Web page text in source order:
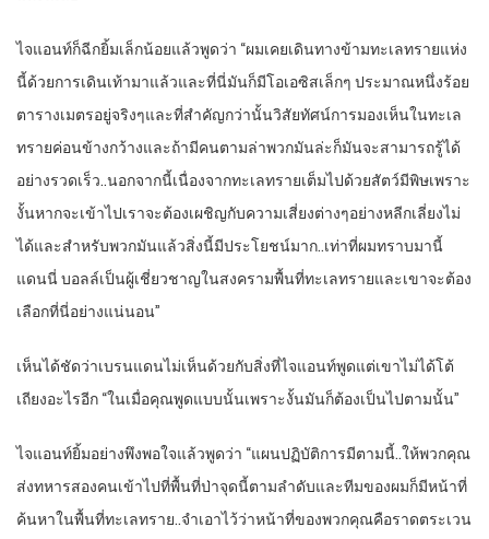
ไจแอนท์ก็ฉีกยิ้มเล็กน้อยแล้วพูดว่า “ผมเคยเดินทางข้ามทะเลทรายแห่ง
นี้ด้วยการเดินเท้ามาแล้วและที่นี่มันก็มีโอเอซิสเล็กๆ ประมาณหนึ่งร้อย
ตารางเมตรอยู่จริงๆและที่สำคัญกว่านั้นวิสัยทัศน์การมองเห็นในทะเล
ทรายค่อนข้างกว้างและถ้ามีคนตามล่าพวกมันล่ะก็มันจะสามารถรู้ได้
อย่างรวดเร็ว..นอกจากนี้เนื่องจากทะเลทรายเต็มไปด้วยสัตว์มีพิษเพราะ
งั้นหากจะเข้าไปเราจะต้องเผชิญกับความเสี่ยงต่างๆอย่างหลีกเลี่ยงไม่
ได้และสำหรับพวกมันแล้วสิ่งนี้มีประโยชน์มาก..เท่าที่ผมทราบมานี้
แดนนี่ บอลล์เป็นผู้เชี่ยวชาญในสงครามพื้นที่ทะเลทรายและเขาจะต้อง
เลือกที่นี่อย่างแน่นอน”
เห็นได้ชัดว่าเบรนแดนไม่เห็นด้วยกับสิ่งที่ไจแอนท์พูดแต่เขาไม่ได้โต้
เถียงอะไรอีก “ในเมื่อคุณพูดแบบนั้นเพราะงั้นมันก็ต้องเป็นไปตามนั้น”
ไจแอนท์ยิ้มอย่างพึงพอใจแล้วพูดว่า “แผนปฏิบัติการมีตามนี้..ให้พวกคุณ
ส่งทหารสองคนเข้าไปที่พื้นที่ป่าจุดนี้ตามลำดับและทีมของผมก็มีหน้าที่
ค้นหาในพื้นที่ทะเลทราย..จำเอาไว้ว่าหน้าที่ของพวกคุณคือราดตระเวน